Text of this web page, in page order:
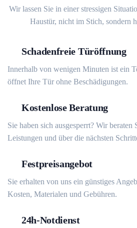
Wir lassen Sie in einer stressigen
Haustür, nicht im Stich, sondern
Schadenfreie Türöffnung
Innerhalb von wenigen Minuten ist ein
öffnet Ihre Tür ohne Beschädigungen.
Kostenlose Beratung
Sie haben sich ausgesperrt? Wir beraten
Leistungen und über die nächsten
Festpreisangebot
Sie erhalten von uns ein günstiges
Kosten, Materialen und Gebühren.
24h-Notdienst